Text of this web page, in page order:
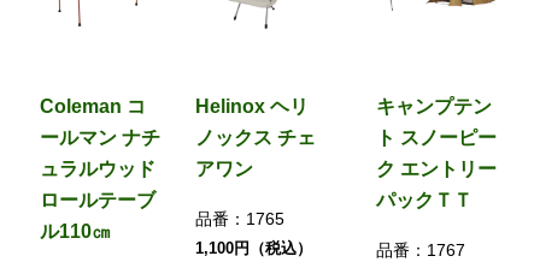
Coleman コ
ールマン ナチ
ュラルウッド
ロールテーブ
ル110㎝
Helinox ヘリ
ノックス チェ
アワン
品番： 1765
1,100円（税込）
キャンプテン
ト スノーピー
ク エントリー
パックＴＴ
品番： 1767